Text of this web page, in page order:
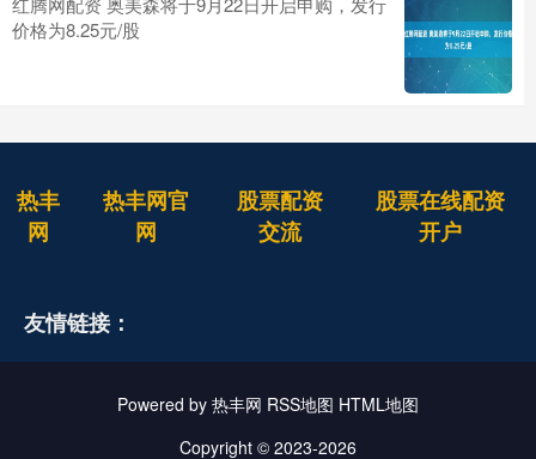
价格为8.25元/股
热丰
网
热丰网官
网
股票配资
交流
股票在线配资
开户
友情链接：
Powered by 热丰网 RSS地图 HTML地图
Copyright © 2023-2026